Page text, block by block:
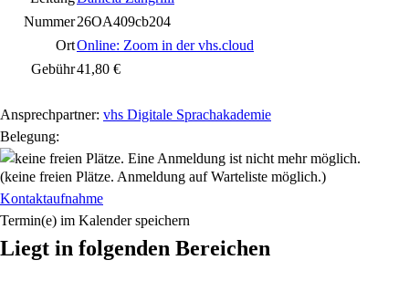
Nummer26OA409cb204
OrtOnline: Zoom in der vhs.cloud
Gebühr41,80 €
Ansprechpartner: vhs Digitale Sprachakademie
Belegung:
(keine freien Plätze. Anmeldung auf Warteliste möglich.)
Kontaktaufnahme
Termin(e) im Kalender speichern
Liegt in folgenden Bereichen